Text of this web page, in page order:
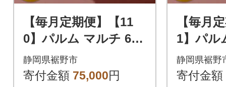
【毎月定期便】【11
0】パルム マルチ 6本
入×6箱/チョコレート
&チョコレート 6本入
静岡県裾野市
寄付金額 75,000円
【毎月
1】パル
入×3箱/
&チョコ
静岡県裾野
寄付金額